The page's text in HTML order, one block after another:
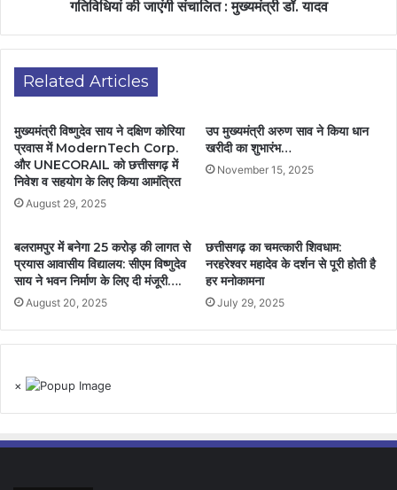
गतिविधियां की जाएंगी संचालित : मुख्यमंत्री डॉ. यादव
Related Articles
मुख्यमंत्री विष्णुदेव साय ने दक्षिण कोरिया
प्रवास में ModernTech Corp.
और UNECORAIL को छत्तीसगढ़ में
निवेश व सहयोग के लिए किया आमंत्रित
August 29, 2025
उप मुख्यमंत्री अरुण साव ने किया धान
खरीदी का शुभारंभ…
November 15, 2025
बलरामपुर में बनेगा 25 करोड़ की लागत से
प्रयास आवासीय विद्यालय: सीएम विष्णुदेव
साय ने भवन निर्माण के लिए दी मंजूरी….
August 20, 2025
छत्तीसगढ़ का चमत्कारी शिवधाम:
नरहरेश्वर महादेव के दर्शन से पूरी होती है
हर मनोकामना
July 29, 2025
×